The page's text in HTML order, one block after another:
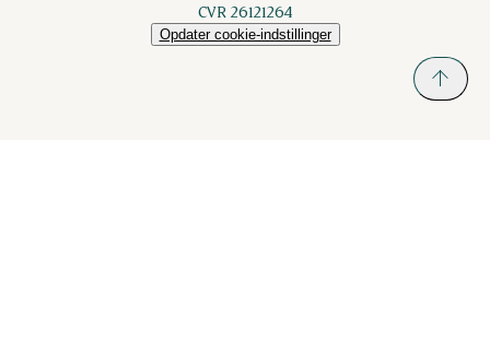
CVR 26121264
Opdater cookie-indstillinger